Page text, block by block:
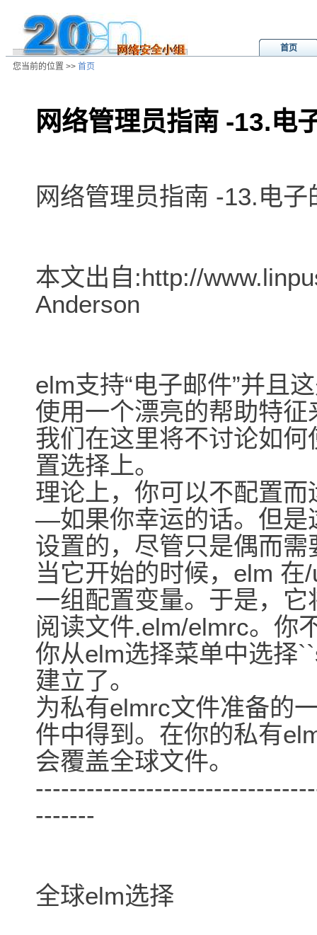
首页
您当前的位置 >> 首页
网络管理员指南 -13.电
网络管理员指南 -13.电
本文出自:http://
Anderson
elm支持“电子邮件”并且
使用一个漂亮的帮助特
我们在这里将不讨论如
置选择上。
理论上，你可以不配置
―如果你幸运的话。但是
设置的，尽管只是偶而需
当它开始的时候，elm
一组配置变量。于是，
阅读文件.elm/elmrc。你
你从elm选择菜单中选择
建立了。
为私有elmrc文件准备的
件中得到。在你的私有
会覆盖全球文件。
-------
全球elm选择